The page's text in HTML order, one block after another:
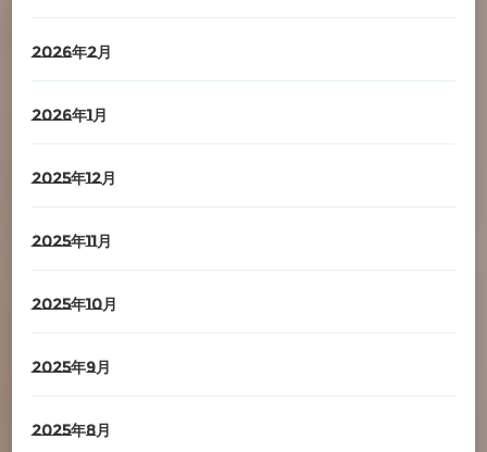
2026年2月
2026年1月
2025年12月
2025年11月
2025年10月
2025年9月
2025年8月